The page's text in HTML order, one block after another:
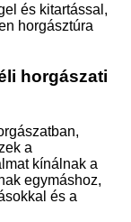
és kitartással,
horgásztúra
horgászati
a
kínálnak a
egymáshoz,
és a